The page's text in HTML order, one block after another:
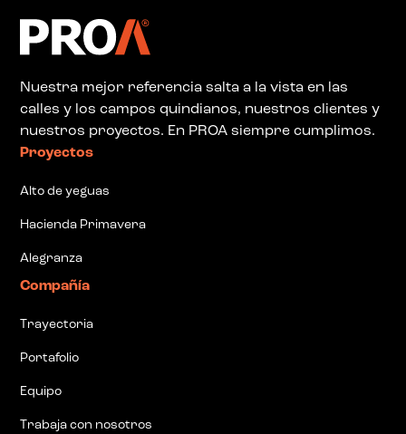
Nuestra mejor referencia salta a la vista en las
calles y los campos quindianos, nuestros clientes y
nuestros proyectos. En PROA siempre cumplimos.
Proyectos
Alto de yeguas
Hacienda Primavera
Alegranza
Compañía
Trayectoria
Portafolio
Equipo
Trabaja con nosotros